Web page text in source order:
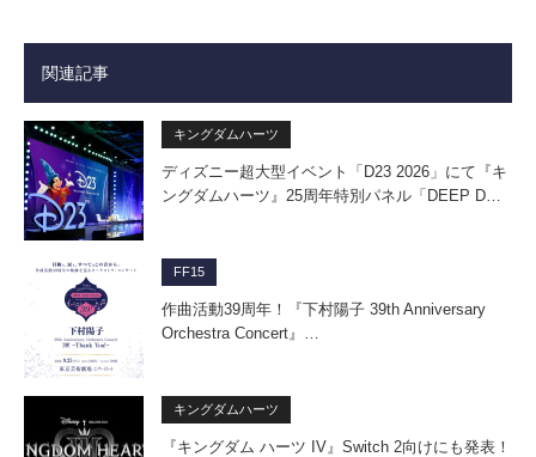
関連記事
キングダムハーツ
ディズニー超大型イベント「D23 2026」にて『キ
ングダムハーツ』25周年特別パネル「DEEP D…
FF15
作曲活動39周年！『下村陽子 39th Anniversary
Orchestra Concert』…
キングダムハーツ
『キングダム ハーツ IV』Switch 2向けにも発表！